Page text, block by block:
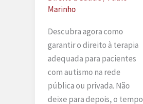
Marinho
Descubra agora como
garantir o direito à terapia
adequada para pacientes
com autismo na rede
pública ou privada. Não
deixe para depois, o tempo